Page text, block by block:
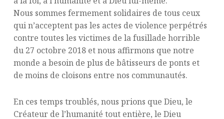
Nous sommes fermement solidaires de tous ceux
qui n’acceptent pas les actes de violence perpétrés
contre toutes les victimes de la fusillade horrible
du 27 octobre 2018 et nous affirmons que notre
monde a besoin de plus de bâtisseurs de ponts et
de moins de cloisons entre nos communautés.
En ces temps troublés, nous prions que Dieu, le
Créateur de l’humanité tout entière, le Dieu